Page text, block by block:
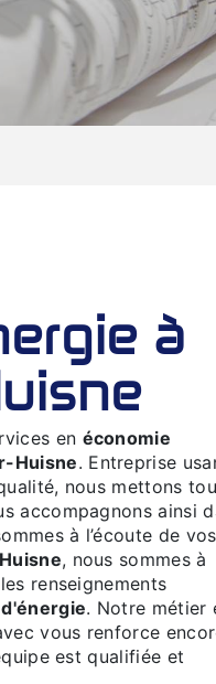
en économie
Huisne. Entreprise
nous mettons
accompagnons ainsi
à l’écoute de vos
, nous sommes à
renseignements
. Notre métier
vous renforce
est qualifiée et